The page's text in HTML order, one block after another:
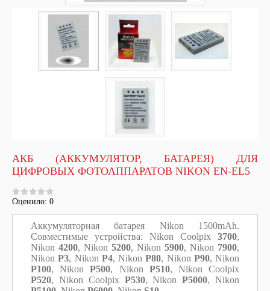
АКБ (АККУМУЛЯТОР, БАТАРЕЯ) ДЛЯ
ЦИФРОВЫХ ФОТОАППАРАТОВ NIKON EN-EL5
Оценило: 0
Аккумуляторная батарея Nikon 1500mAh.
Совместимые устройства: Nikon Coolpix 3700,
Nikon 4200, Nikon 5200, Nikon 5900, Nikon 7900,
Nikon P3, Nikon P4, NikonP80, Nikon P90, Nikon
P100, Nikon P500, Nikon P510, Nikon Coolpix
P520, Nikon Coolpix P530, NikonP5000, Nikon